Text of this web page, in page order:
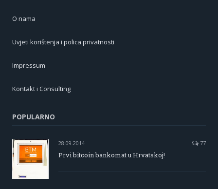
O nama
Uvjeti korištenja i polica privatnosti
Impressum
Kontakt i Consulting
POPULARNO
28.09.2014 77
Prvi bitcoin bankomat u Hrvatskoj!